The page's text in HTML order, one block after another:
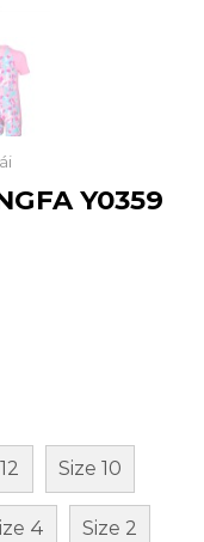
Y0359
12 Size 10
4 Size 2